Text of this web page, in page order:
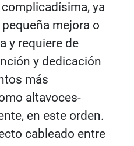
ya
mejora o
y requiere de
y dedicación
más
altavoces-
en este orden.
cableado entre